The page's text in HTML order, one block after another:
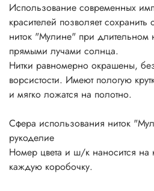
Использование современных
красителей позволяет
ниток "Мулине" при
прямыми лучами солнца.
Нитки равномерно окрашены,
ворсистости. Имеют пологую
и мягко ложатся на полотно.
Сфера использования ниток
рукоделие
Номер цвета и ш/к наносится
каждую коробочку.